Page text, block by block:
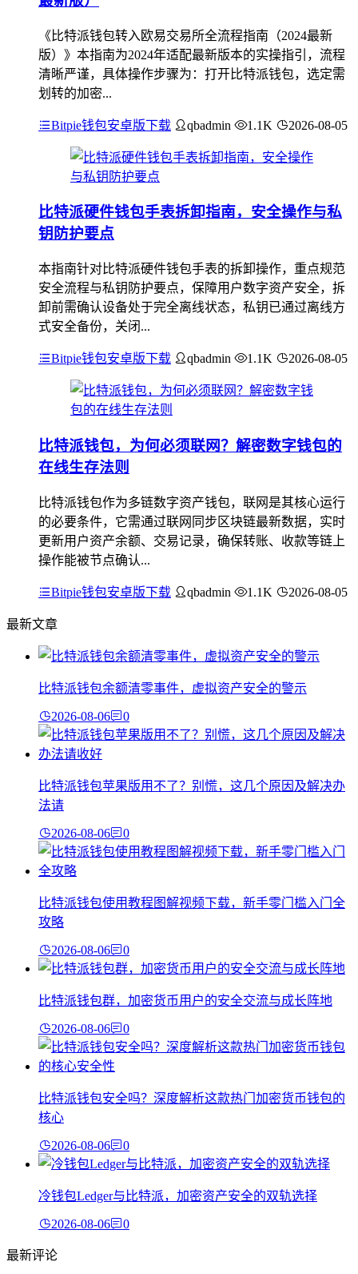
《比特派钱包转入欧易交易所全流程指南（2024最新
版）》本指南为2024年适配最新版本的实操指引，流程
清晰严谨，具体操作步骤为：打开比特派钱包，选定需
划转的加密...
Bitpie钱包安卓版下载 qbadmin 1.1K 2026-08-05
比特派硬件钱包手表拆卸指南，安全操作与私
钥防护要点
本指南针对比特派硬件钱包手表的拆卸操作，重点规范
安全流程与私钥防护要点，保障用户数字资产安全，拆
卸前需确认设备处于完全离线状态，私钥已通过离线方
式安全备份，关闭...
Bitpie钱包安卓版下载 qbadmin 1.1K 2026-08-05
比特派钱包，为何必须联网？解密数字钱包的
在线生存法则
比特派钱包作为多链数字资产钱包，联网是其核心运行
的必要条件，它需通过联网同步区块链最新数据，实时
更新用户资产余额、交易记录，确保转账、收款等链上
操作能被节点确认...
Bitpie钱包安卓版下载 qbadmin 1.1K 2026-08-05
最新文章
比特派钱包余额清零事件，虚拟资产安全的警示
2026-08-06 0
比特派钱包苹果版用不了？别慌，这几个原因及解决办
法请
2026-08-06 0
比特派钱包使用教程图解视频下载，新手零门槛入门全
攻略
2026-08-06 0
比特派钱包群，加密货币用户的安全交流与成长阵地
2026-08-06 0
比特派钱包安全吗？深度解析这款热门加密货币钱包的
核心
2026-08-06 0
冷钱包Ledger与比特派，加密资产安全的双轨选择
2026-08-06 0
最新评论